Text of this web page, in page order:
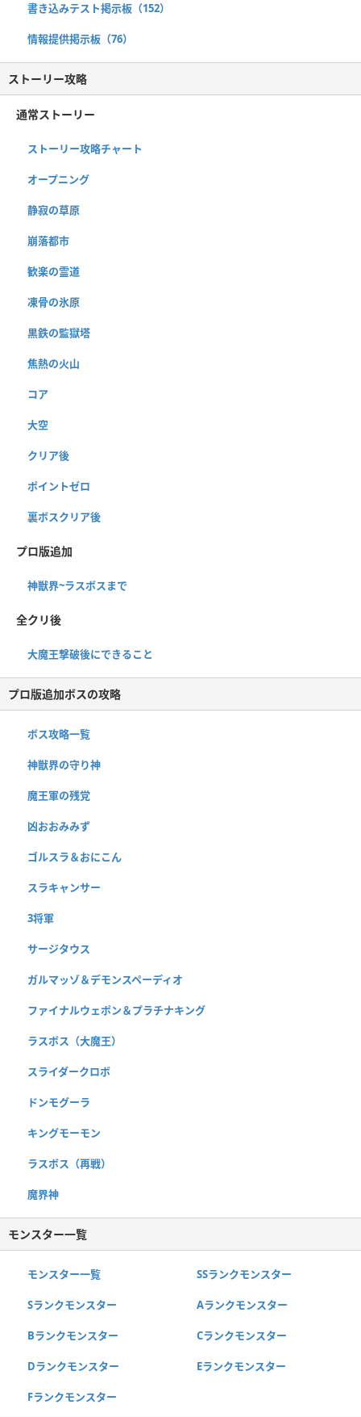
書き込みテスト掲示板（152）
情報提供掲示板（76）
ストーリー攻略
通常ストーリー
ストーリー攻略チャート
オープニング
静寂の草原
崩落都市
歓楽の霊道
凍骨の氷原
黒鉄の監獄塔
焦熱の火山
コア
大空
クリア後
ポイントゼロ
裏ボスクリア後
プロ版追加
神獣界~ラスボスまで
全クリ後
大魔王撃破後にできること
プロ版追加ボスの攻略
ボス攻略一覧
神獣界の守り神
魔王軍の残党
凶おおみみず
ゴルスラ＆おにこん
スラキャンサー
3将軍
サージタウス
ガルマッゾ＆デモンスペーディオ
ファイナルウェポン＆プラチナキング
ラスボス（大魔王）
スライダークロボ
ドンモグーラ
キングモーモン
ラスボス（再戦）
魔界神
モンスター一覧
モンスター一覧 SSランクモンスター
Sランクモンスター Aランクモンスター
Bランクモンスター Cランクモンスター
Dランクモンスター Eランクモンスター
Fランクモンスター